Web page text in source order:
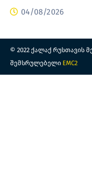
04/08/2026
© 2022 ქალაქ რუსთავის
შემსრულებელი EMC2